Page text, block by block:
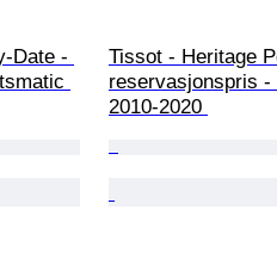
Date -
Tissot - Heritage
reservasjonspris -
2010-2020